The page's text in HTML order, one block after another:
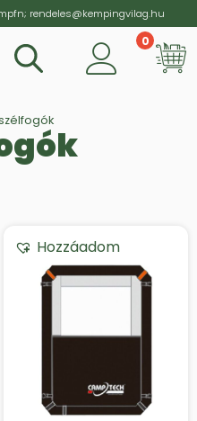
rendeles@kempingvilag.hu
0
Hozzáadom